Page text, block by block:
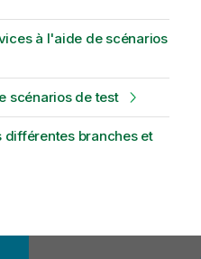
à l'aide de scénarios
scénarios de test
différentes branches et